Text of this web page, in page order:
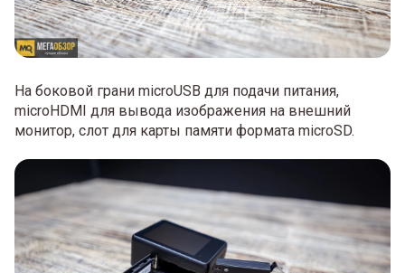
На боковой грани microUSB для подачи питания,
microHDMI для вывода изображения на внешний
монитор, слот для карты памяти формата microSD.